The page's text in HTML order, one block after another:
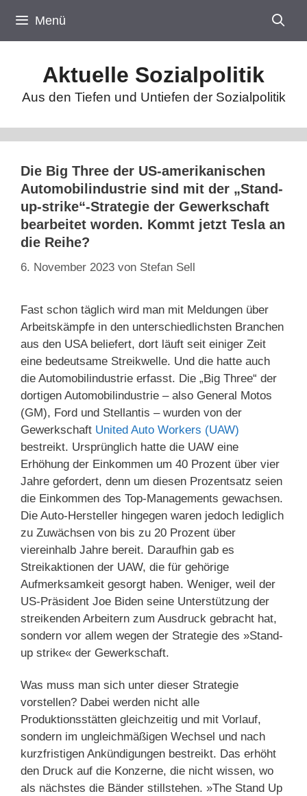
Inhalt
springen
Menü
Aktuelle Sozialpolitik
Aus den Tiefen und Untiefen der Sozialpolitik
Die Big Three der US-amerikanischen
Automobilindustrie sind mit der „Stand-
up-strike“-Strategie der Gewerkschaft
bearbeitet worden. Kommt jetzt Tesla an
die Reihe?
6. November 2023 von Stefan Sell
Fast schon täglich wird man mit Meldungen über
Arbeitskämpfe in den unterschiedlichsten Branchen
aus den USA beliefert, dort läuft seit einiger Zeit
eine bedeutsame Streikwelle. Und die hatte auch
die Automobilindustrie erfasst. Die „Big Three“ der
dortigen Automobilindustrie – also General Motos
(GM), Ford und Stellantis – wurden von der
Gewerkschaft United Auto Workers (UAW)
bestreikt. Ursprünglich hatte die UAW eine
Erhöhung der Einkommen um 40 Prozent über vier
Jahre gefordert, denn um diesen Prozentsatz seien
die Einkommen des Top-Managements gewachsen.
Die Auto-Hersteller hingegen waren jedoch lediglich
zu Zuwächsen von bis zu 20 Prozent über
viereinhalb Jahre bereit. Daraufhin gab es
Streikaktionen der UAW, die für gehörige
Aufmerksamkeit gesorgt haben. Weniger, weil der
US-Präsident Joe Biden seine Unterstützung der
streikenden Arbeitern zum Ausdruck gebracht hat,
sondern vor allem wegen der Strategie des »Stand-
up strike« der Gewerkschaft.
Was muss man sich unter dieser Strategie
vorstellen? Dabei werden nicht alle
Produktionsstätten gleichzeitig und mit Vorlauf,
sondern im ungleichmäßigen Wechsel und nach
kurzfristigen Ankündigungen bestreikt. Das erhöht
den Druck auf die Konzerne, die nicht wissen, wo
als nächstes die Bänder stillstehen. »The Stand Up